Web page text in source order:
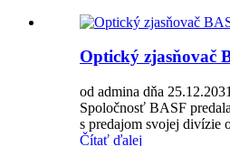
Optický zjasňovač
od admina dňa 25.12.2031
Spoločnosť BASF
s predajom svojej divízie
Čítať ďalej